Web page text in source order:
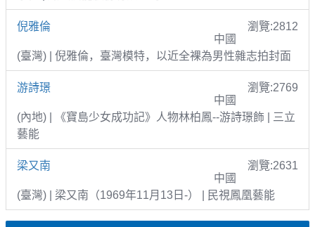
倪雅倫
瀏覽:2812
中國
(臺灣) | 倪雅倫，臺灣模特，以近全裸為男性雜志拍封面
游詩璟
瀏覽:2769
中國
(內地) | 《寶島少女成功記》人物林柏鳳--游詩璟飾 | 三立
藝能
梁又南
瀏覽:2631
中國
(臺灣) | 梁又南（1969年11月13日-） | 民視鳳凰藝能